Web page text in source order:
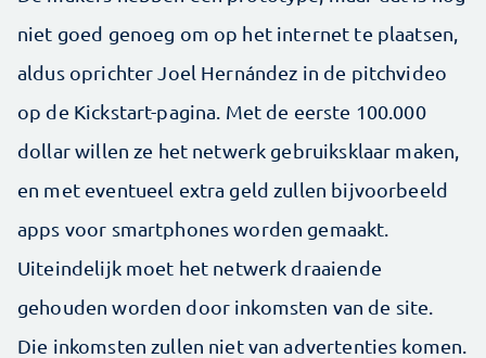
niet goed genoeg om op het internet te plaatsen,
aldus oprichter Joel Hernández in de pitchvideo
op de Kickstart-pagina. Met de eerste 100.000
dollar willen ze het netwerk gebruiksklaar maken,
en met eventueel extra geld zullen bijvoorbeeld
apps voor smartphones worden gemaakt.
Uiteindelijk moet het netwerk draaiende
gehouden worden door inkomsten van de site.
Die inkomsten zullen niet van advertenties komen.